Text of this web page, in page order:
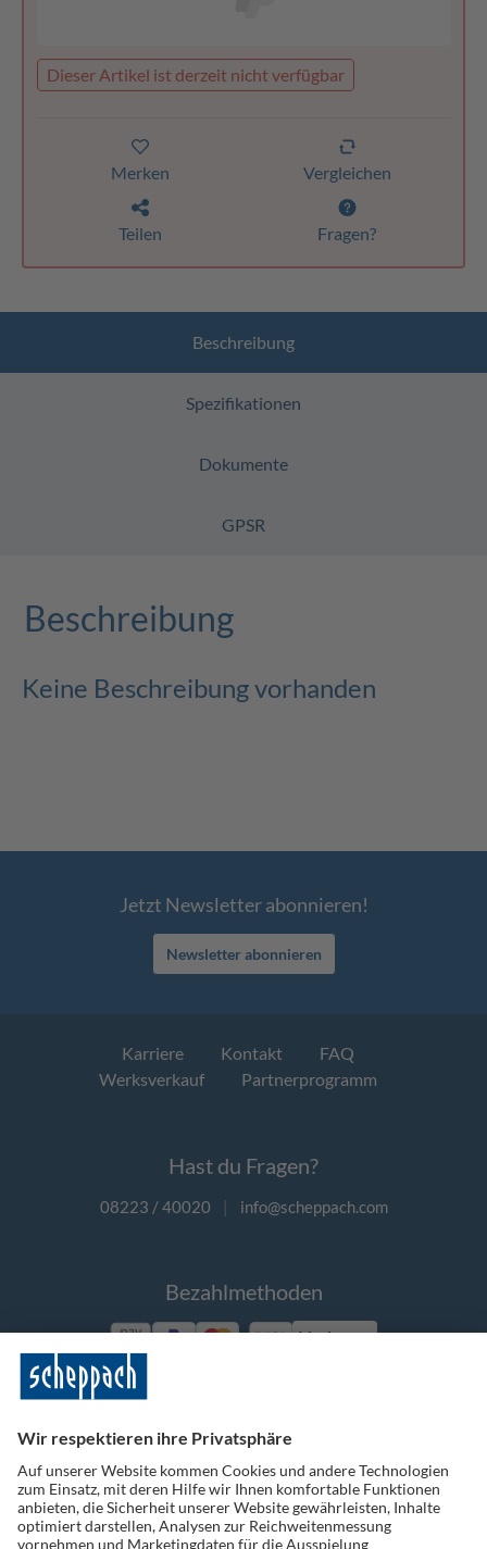
Dieser Artikel ist derzeit nicht verfügbar
Merken Vergleichen
Teilen Fragen?
Beschreibung
Spezifikationen
Dokumente
GPSR
Beschreibung
Keine Beschreibung vorhanden
Jetzt Newsletter abonnieren!
Newsletter abonnieren
Karriere Kontakt
FAQ
Werksverkauf
Partnerprogramm
Hast du Fragen?
08223 / 40020 | info@scheppach.com
Bezahlmethoden
Vorkasse
Folge uns auf Social Media